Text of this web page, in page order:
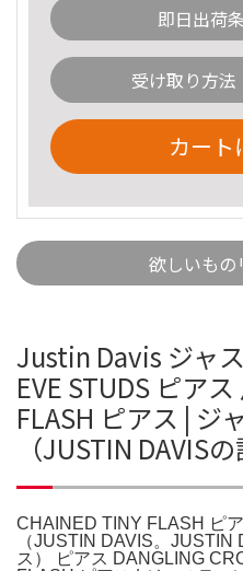
即日出荷
受け取り方法
カート
欲しいもの
Justin Davis ジャ
EVE STUDS ピア
FLASH ピアス | ジ
（JUSTIN DAVIS
CHAINED TINY FLASH ピ
（JUSTIN DAVIS。
ス） ピアス DANGLING